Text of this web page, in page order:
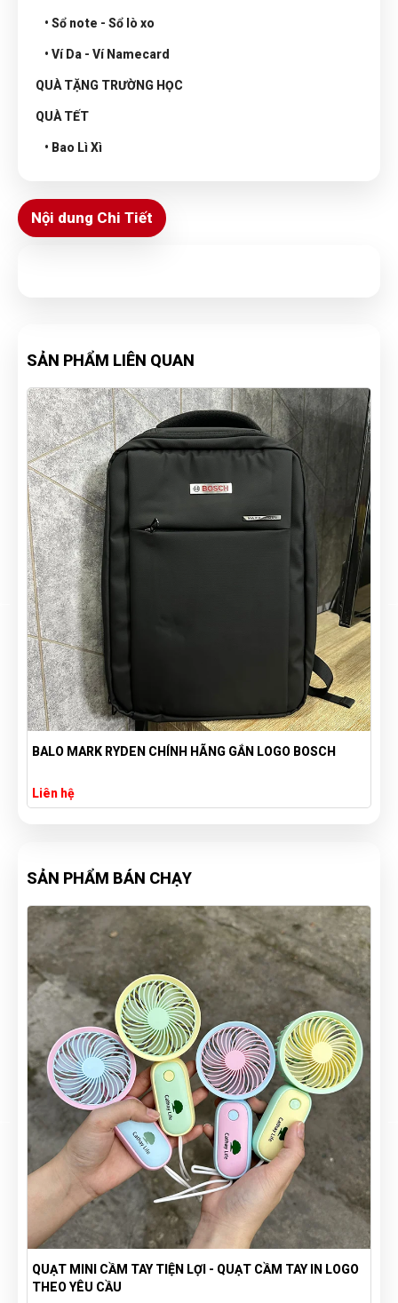
• Sổ note - Sổ lò xo
• Ví Da - Ví Namecard
QUÀ TẶNG TRƯỜNG HỌC
QUÀ TẾT
• Bao Lì Xì
Nội dung Chi Tiết
SẢN PHẨM LIÊN QUAN
BA LÔ CAO CẤP THÊU LOGO THEO YÊU CẦU
Liên hệ
SẢN PHẨM BÁN CHẠY
TÚI VẢI BỐ CANVAS IN LOGO THEO YÊU CẦU GIÁ RẺ -
XƯỞNG SẢN XUẤT TÚI VẢI CANVAS